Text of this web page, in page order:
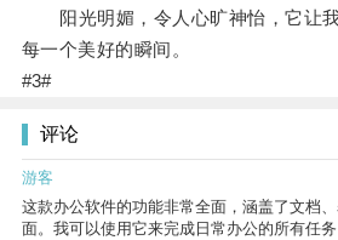
阳光明媚，令人心旷神怡，它让我
每一个美好的瞬间。
#3#
评论
游客
这款办公软件的功能非常全面，涵盖了文档
面。我可以使用它来完成日常办公的所有任务